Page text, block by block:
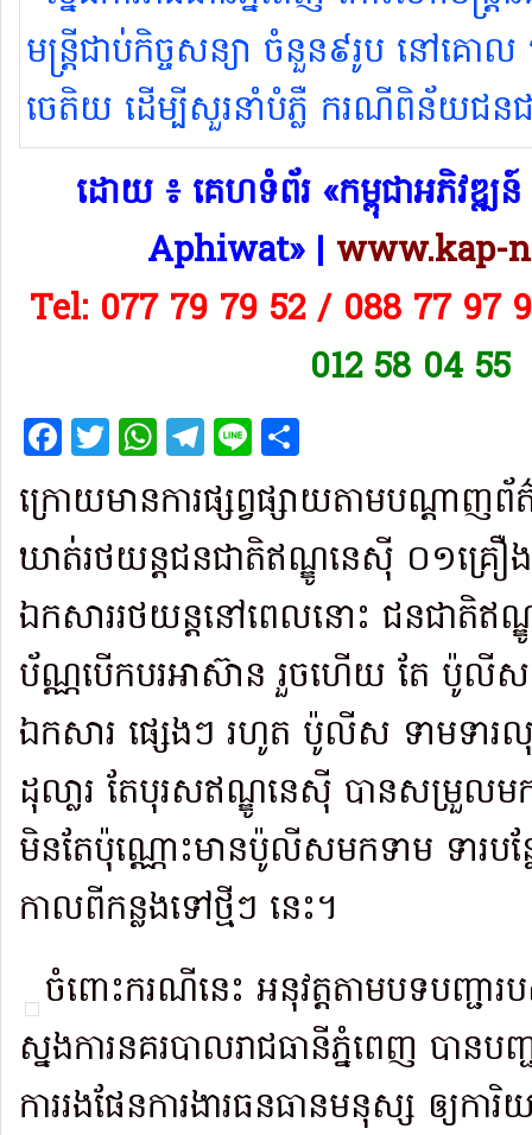
ដោយ ៖ គេហទំព័រ «កម្ពុជាអភិវឌ្ឍ
Aphiwat​» | www.kap-
Tel: 077 79 79 52 / 088 77 97
012 58 04 55
Facebook
Twitter
WhatsApp
Telegram
Line
ក្រោយមានការផ្សព្វផ្សាយតាមបណ្តាញ
ឃាត់រថយន្តជនជាតិឥណ្ឌូនេស៊ី ០១គ្រឿ
ឯកសាររថយន្តនៅពេលនោះ ជនជាតិឥណ្
ប័ណ្ណបើកបរអាស៊ាន រួចហើយ តែ ប៉ូលីស
ឯកសារ ផ្សេងៗ រហូត ប៉ូលីស ទាមទា
ដុលា្លរ តែបុរសឥណ្ឌូនេស៊ី បានសម្រួលម
មិនតែប៉ុណ្ណោះមានប៉ូលីសមកទាម ទារប
កាលពីកន្លងទៅថ្មីៗ នេះ។
ចំពោះករណីនេះ អនុវត្តតាមបទបញ្ជ
ស្នងការនគរបាលរាជធានីភ្នំពេញ បាន
ការរងផែនការងារធនធានមនុស្ស ឲ្យក